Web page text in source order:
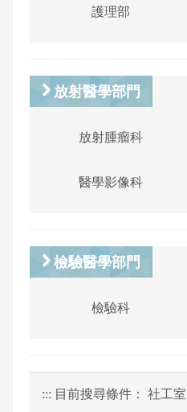
護理部
放射醫學部門
放射腫瘤科
醫學影像科
檢驗醫學部門
檢驗科
::: 目前搜尋條件： 社工室